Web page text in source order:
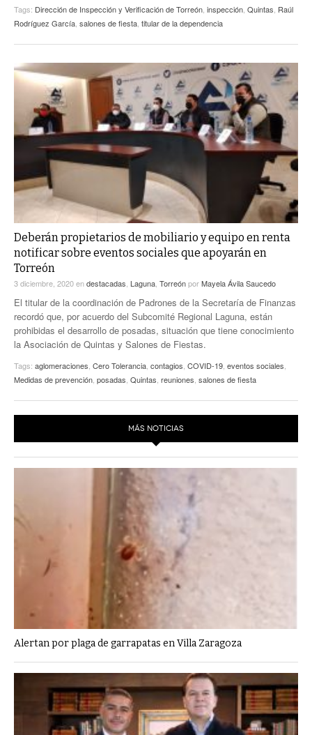
Tags: Dirección de Inspección y Verificación de Torreón inspección Quintas Raúl
Rodríguez García salones de fiesta titular de la dependencia
Deberán propietarios de mobiliario y equipo en renta
notificar sobre eventos sociales que apoyarán en
Torreón
3 diciembre, 2020endestacadas Laguna TorreónporMayela Ávila Saucedo
El titular de la coordinación de Padrones de la Secretaría de Finanzas
recordó que, por acuerdo del Subcomité Regional Laguna, están
prohibidas el desarrollo de posadas, situación que tiene conocimiento
la Asociación de Quintas y Salones de Fiestas.
Tags: aglomeraciones Cero Tolerancia contagios COVID-19 eventos sociales
Medidas de prevención posadas Quintas reuniones salones de fiesta
MÁS NOTICIAS
Alertan por plaga de garrapatas en Villa Zaragoza